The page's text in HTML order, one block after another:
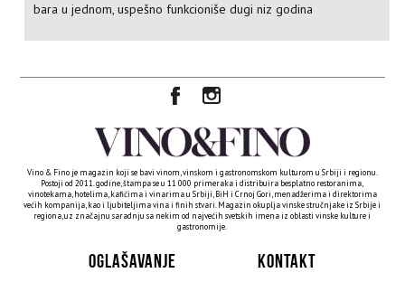
bara u jednom, uspešno funkcioniše dugi niz godina
Vino & Fino je magazin koji se bavi vinom, vinskom i gastronomskom kulturom u Srbiji i regionu.
Postoji od 2011. godine, štampa se u 11 000 primeraka i distribuira besplatno restoranima,
vinotekama, hotelima, kafićima i vinarima u Srbiji, BiH i Crnoj Gori, menadžerima i direktorima
većih kompanija, kao i ljubiteljima vina i finih stvari. Magazin okuplja vinske stručnjake iz Srbije i
regiona, uz značajnu saradnju sa nekim od najvećih svetskih imena iz oblasti vinske kulture i
gastronomije.
OGLAŠAVANJE KONTAKT